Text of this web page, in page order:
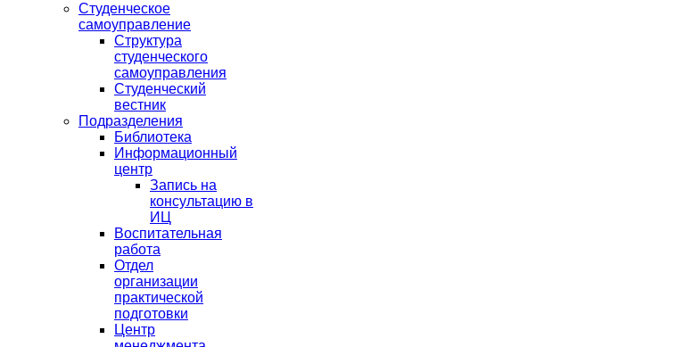
Студенческое
самоуправление
Структура
студенческого
самоуправления
Студенческий
вестник
Подразделения
Библиотека
Информационный
центр
Запись на
консультацию в
ИЦ
Воспитательная
работа
Отдел
организации
практической
подготовки
Центр